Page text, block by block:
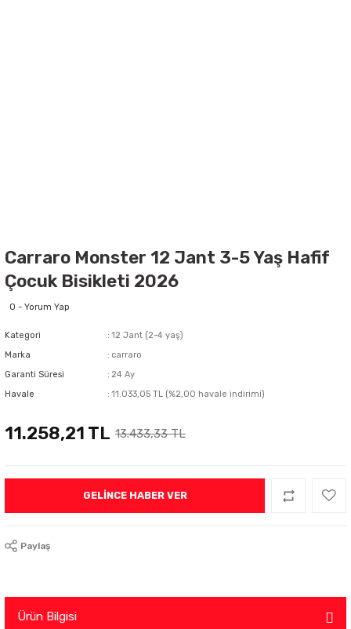
Carraro Monster 12 Jant 3-5 Yaş Hafif
Çocuk Bisikleti 2026
0 - Yorum Yap
Kategori
12 Jant (2-4 yaş)
Marka
carraro
Garanti Süresi
24 Ay
Havale
11.033,05 TL (%2,00 havale indirimi)
11.258,21 TL 13.433,33 TL
GELINCE HABER VER
Paylaş
Ürün Bilgisi